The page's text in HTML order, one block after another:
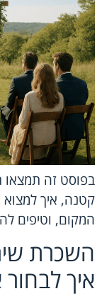
בפוסט זה תמצאו
קטנה, איך
המקום, וטיפים
השכרת
איך